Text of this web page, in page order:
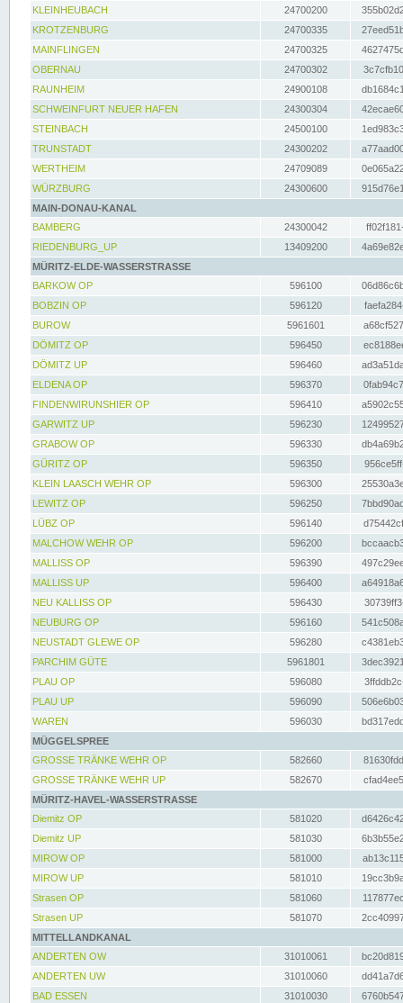
KLEINHEUBACH 24700200
KROTZENBURG
24700335
MAINFLINGEN
24700325
OBERNAU
24700302
RAUNHEIM
24900108
SCHWEINFURT NEUER HAFEN
24300304
STEINBACH
24500100
TRUNSTADT
24300202
WERTHEIM
24709089
WÜRZBURG
24300600
MAIN-DONAU-KANAL
BAMBERG
24300042
RIEDENBURG_UP
13409200
MÜRITZ-ELDE-WASSERSTRASSE
BARKOW OP
596100
BOBZIN OP
596120
BUROW
5961601
DÖMITZ OP
596450
DÖMITZ UP
596460
ELDENA OP
596370
FINDENWIRUNSHIER OP
596410
GARWITZ UP
596230
GRABOW OP
596330
GÜRITZ OP
596350
KLEIN LAASCH WEHR OP
596300
LEWITZ OP
596250
LÜBZ OP
596140
MALCHOW WEHR OP
596200
MALLISS OP
596390
MALLISS UP
596400
NEU KALLISS OP
596430
NEUBURG OP
596160
NEUSTADT GLEWE OP
596280
PARCHIM GÜTE
5961801
PLAU OP
596080
PLAU UP
596090
WAREN
596030
MÜGGELSPREE
GROSSE TRÄNKE WEHR OP
582660
GROSSE TRÄNKE WEHR UP
582670
MÜRITZ-HAVEL-WASSERSTRASSE
Diemitz OP
581020
Diemitz UP
581030
MIROW OP
581000
MIROW UP
581010
Strasen OP
581060
Strasen UP
581070
MITTELLANDKANAL
ANDERTEN OW
31010061
ANDERTEN UW
31010060
BAD ESSEN
31010030